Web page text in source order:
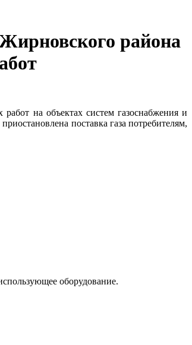
района
на объектах систем газоснабжения и
поставка газа потребителям,
оборудование.